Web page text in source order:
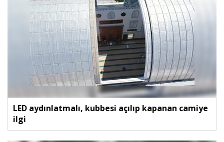
LED aydınlatmalı, kubbesi açılıp kapanan camiye
ilgi